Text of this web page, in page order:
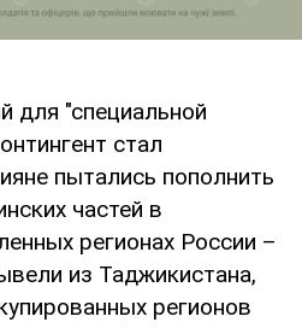
для "специальной
стал
пытались пополнить
частей в
регионах России –
из Таджикистана,
регионов